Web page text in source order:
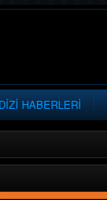
DİZİ HABERLERİ